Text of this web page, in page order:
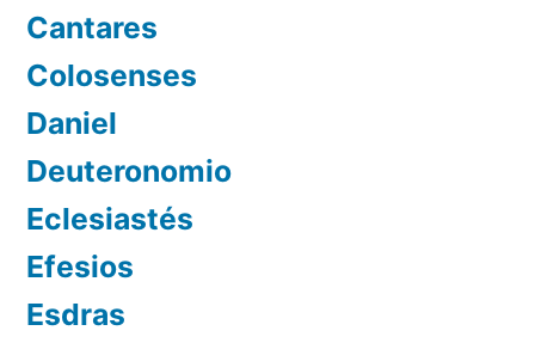
Cantares
Colosenses
Daniel
Deuteronomio
Eclesiastés
Efesios
Esdras